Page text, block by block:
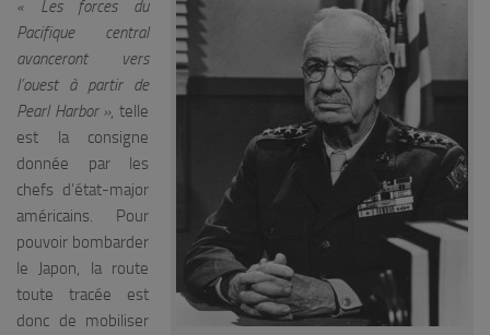
« Les forces du
Pacifique central
avanceront vers
l’ouest à partir de
Pearl Harbor », telle
est la consigne
donnée par les
chefs d’état-major
américains. Pour
pouvoir bombarder
le Japon, la route
toute tracée est
donc de mobiliser